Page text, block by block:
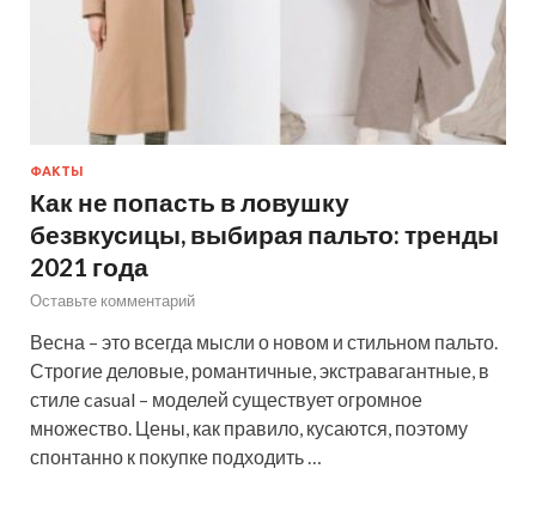
ФАКТЫ
Как не попасть в ловушку
безвкусицы, выбирая пальто: тренды
2021 года
Оставьте комментарий
Весна – это всегда мысли о новом и стильном пальто.
Строгие деловые, романтичные, экстравагантные, в
стиле casual – моделей существует огромное
множество. Цены, как правило, кусаются, поэтому
спонтанно к покупке подходить …